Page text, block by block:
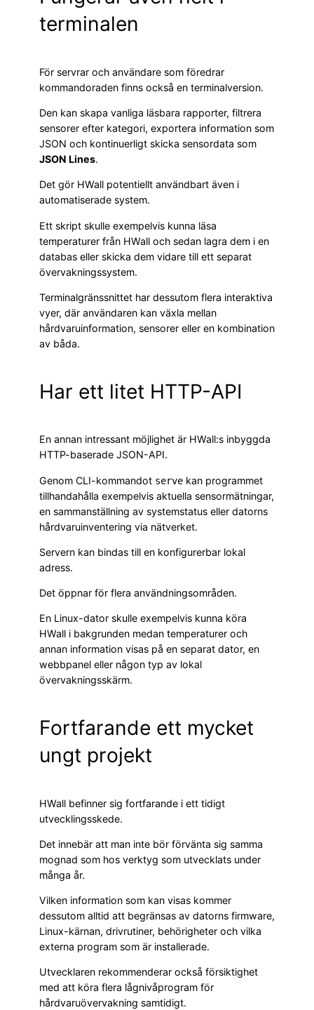
terminalen
För servrar och användare som föredrar
kommandoraden finns också en terminalversion.
Den kan skapa vanliga läsbara rapporter, filtrera
sensorer efter kategori, exportera information som
JSON och kontinuerligt skicka sensordata som
JSON Lines.
Det gör HWall potentiellt användbart även i
automatiserade system.
Ett skript skulle exempelvis kunna läsa
temperaturer från HWall och sedan lagra dem i en
databas eller skicka dem vidare till ett separat
övervakningssystem.
Terminalgränssnittet har dessutom flera interaktiva
vyer, där användaren kan växla mellan
hårdvaruinformation, sensorer eller en kombination
av båda.
Har ett litet HTTP-API
En annan intressant möjlighet är HWall:s inbyggda
HTTP-baserade JSON-API.
Genom CLI-kommandot serve kan programmet
tillhandahålla exempelvis aktuella sensormätningar,
en sammanställning av systemstatus eller datorns
hårdvaruinventering via nätverket.
Servern kan bindas till en konfigurerbar lokal
adress.
Det öppnar för flera användningsområden.
En Linux-dator skulle exempelvis kunna köra
HWall i bakgrunden medan temperaturer och
annan information visas på en separat dator, en
webbpanel eller någon typ av lokal
övervakningsskärm.
Fortfarande ett mycket
ungt projekt
HWall befinner sig fortfarande i ett tidigt
utvecklingsskede.
Det innebär att man inte bör förvänta sig samma
mognad som hos verktyg som utvecklats under
många år.
Vilken information som kan visas kommer
dessutom alltid att begränsas av datorns firmware,
Linux-kärnan, drivrutiner, behörigheter och vilka
externa program som är installerade.
Utvecklaren rekommenderar också försiktighet
med att köra flera lågnivåprogram för
hårdvaruövervakning samtidigt.